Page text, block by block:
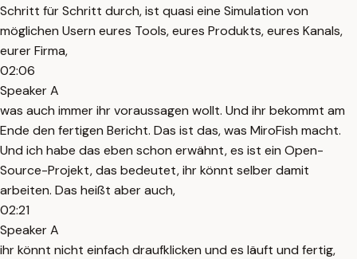
Schritt für Schritt durch, ist quasi eine Simulation von
möglichen Usern eures Tools, eures Produkts, eures Kanals,
eurer Firma,
02:06
Speaker A
was auch immer ihr voraussagen wollt. Und ihr bekommt am
Ende den fertigen Bericht. Das ist das, was MiroFish macht.
Und ich habe das eben schon erwähnt, es ist ein Open-
Source-Projekt, das bedeutet, ihr könnt selber damit
arbeiten. Das heißt aber auch,
02:21
Speaker A
ihr könnt nicht einfach draufklicken und es läuft und fertig,